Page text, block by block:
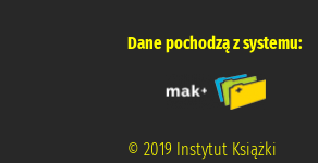
Dane pochodzą z systemu:
© 2019 Instytut Książki